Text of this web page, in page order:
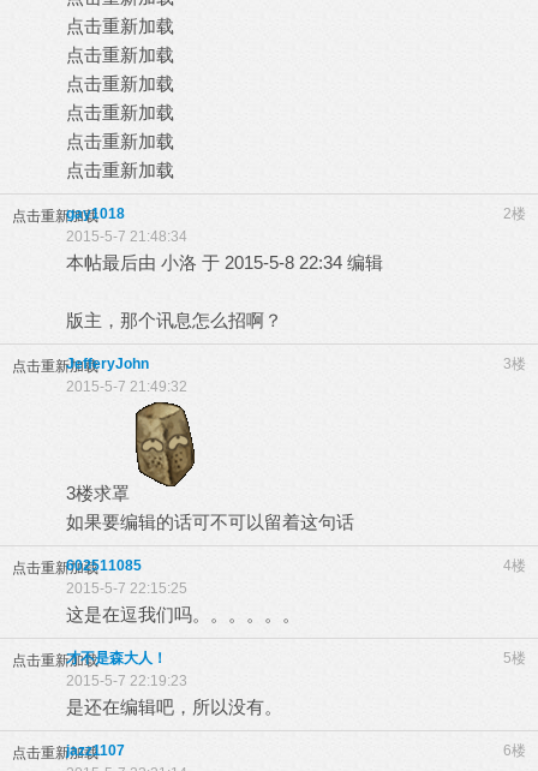
点击重新加载
点击重新加载
点击重新加载
点击重新加载
点击重新加载
点击重新加载
点击重新加载 2楼
gay1018
2015-5-7 21:48:34
本帖最后由 小洛 于 2015-5-8 22:34 编辑
版主，那个讯息怎么招啊？
点击重新加载 3楼
JefferyJohn
2015-5-7 21:49:32
3楼求罩
如果要编辑的话可不可以留着这句话
点击重新加载 4楼
602511085
2015-5-7 22:15:25
这是在逗我们吗。。。。。。
点击重新加载 5楼
才不是森大人！
2015-5-7 22:19:23
是还在编辑吧，所以没有。
点击重新加载 6楼
jazz1107